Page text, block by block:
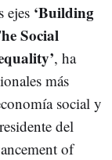
ejes ‘Building
Social
, ha
más
social y
del
of